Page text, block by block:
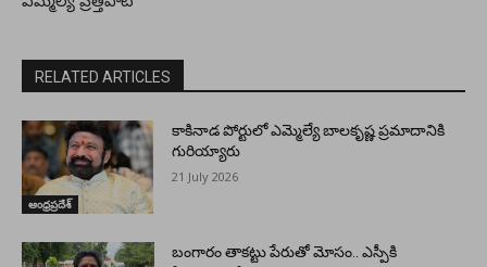
RELATED ARTICLES
ఆంధ్రప్రదేశ్
కాకినాడ పోర్టులో ఎమ్మెల్యే బాలకృష్ణ ప్రమాదానికి
గురియ్యారు
21 July 2026
బంగారం తాకట్టు పేరుతో మోసం.. ఎస్పీకి